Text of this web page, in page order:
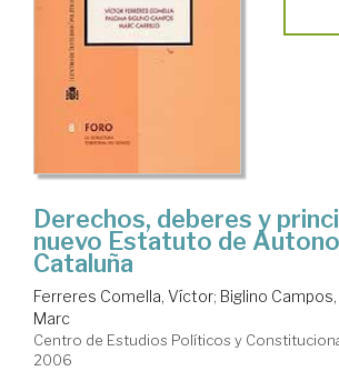
Derechos, deberes y
nuevo Estatuto de
Cataluña
Ferreres Comella, Víctor; Biglino
Marc
Centro de Estudios Políticos y
2006